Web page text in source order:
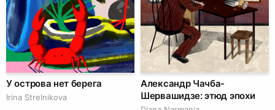
У острова нет берега
Irina Strelnikova
Александр Чачба-
Шервашидзе: этюд эпохи